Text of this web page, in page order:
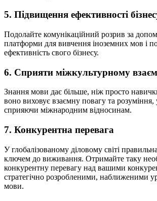
5. Підвищення ефективності
Подолайте комунікаційний розрив за
платформи для вивчення іноземних мов і
ефективність свого бізнесу.
6. Сприяти міжкультурному
Знання мови дає більше, ніж просто
воно виховує взаємну повагу та
сприяючи міжнародним відносинам.
7. Конкурентна перевага
У глобалізованому діловому світі
ключем до виживання. Отримайте таку
конкурентну перевагу над вашими
стратегічно розробленими, наближеними
мови.